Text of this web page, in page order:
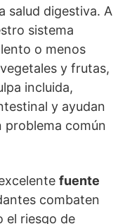
salud digestiva. A
sistema
o menos
y frutas,
incluida,
y ayudan
problema común
fuente
combaten
el riesgo de